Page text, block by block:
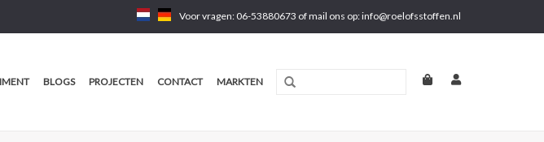
Voor vragen: 06-53880673 of mail ons op:info@roelofsstoffen.nl
BLOGS PROJECTEN CONTACT MARKTEN